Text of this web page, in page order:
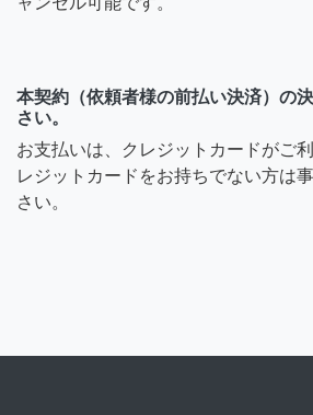
本契約（依頼者様の前払い決済）の
さい。
お支払いは、クレジットカードがご
レジットカードをお持ちでない方は
さい。